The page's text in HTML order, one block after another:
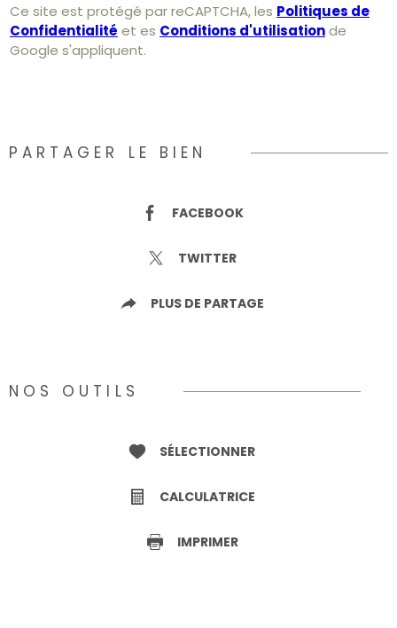
Ce site est protégé par reCAPTCHA, les Politiques de
Confidentialité et es Conditions d'utilisationde
Google s'appliquent.
PARTAGER LE BIEN
FACEBOOK
TWITTER
PLUS DE PARTAGE
NOS OUTILS
SÉLECTIONNER
CALCULATRICE
IMPRIMER